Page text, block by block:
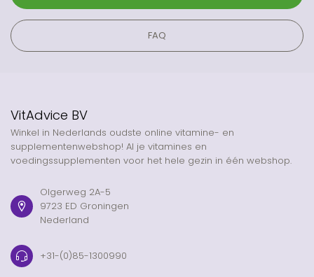
FAQ
VitAdvice BV
Winkel in Nederlands oudste online vitamine- en
supplementenwebshop! Al je vitamines en
voedingssupplementen voor het hele gezin in één webshop.
Olgerweg 2A-5
9723 ED Groningen
Nederland
+31-(0)85-1300990